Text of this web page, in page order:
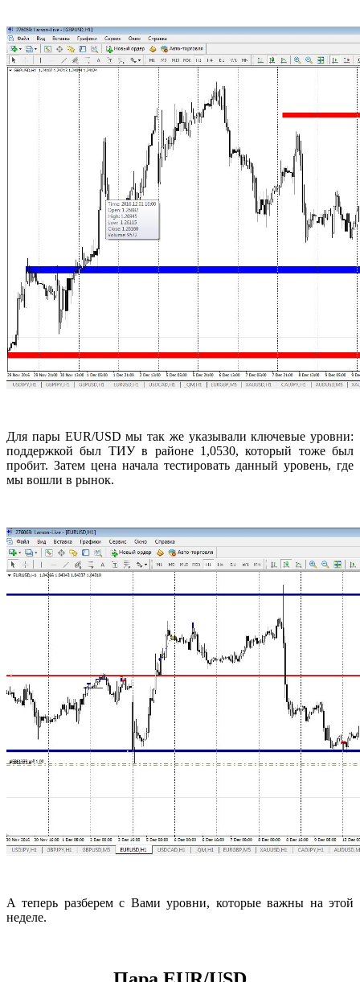
Для пары EUR/USD мы так же указывали ключевые уровни:
поддержкой был ТИУ в районе 1,0530, который тоже был
пробит. Затем цена начала тестировать данный уровень, где
мы вошли в рынок.
А теперь разберем с Вами уровни, которые важны на этой
неделе.